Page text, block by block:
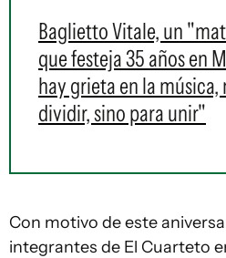
Baglietto Vitale, un
que festeja 35 años en
hay grieta en la música,
dividir, sino para unir"
Con motivo de este
integrantes de El Cuarteto